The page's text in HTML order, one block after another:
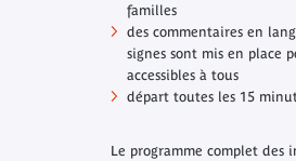
familles
des commentaires en
signes sont mis en place
accessibles à tous
départ toutes les 15
Le programme complet des